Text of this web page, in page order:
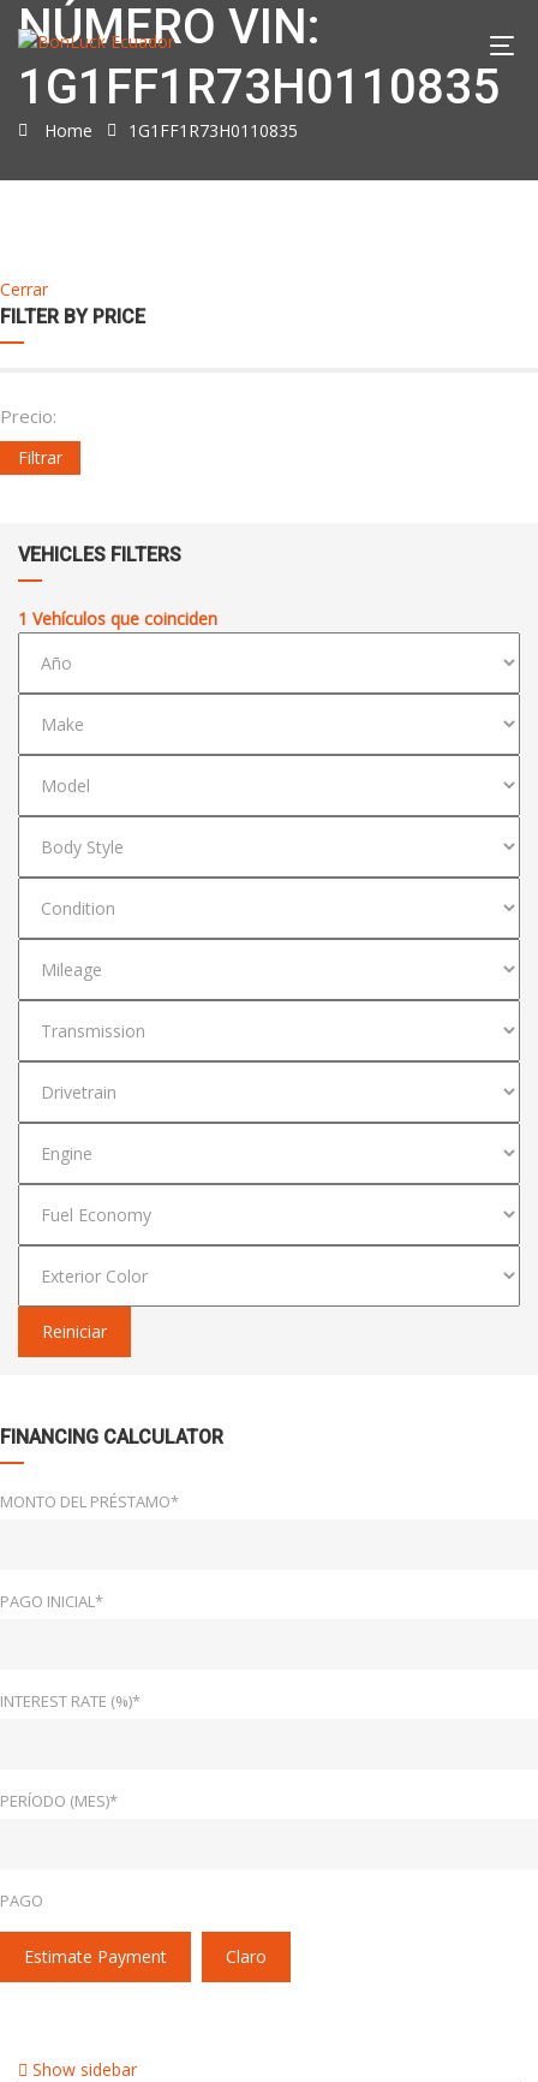
NÚMERO VIN:
1G1FF1R73H0110835
Home 1G1FF1R73H0110835
Cerrar
FILTER BY PRICE
Precio:
Filtrar
VEHICLES FILTERS
1 Vehículos que coinciden
Reiniciar
FINANCING CALCULATOR
MONTO DEL PRÉSTAMO*
PAGO INICIAL*
INTEREST RATE (%)*
PERÍODO (MES)*
PAGO
Estimate Payment Claro
Show sidebar